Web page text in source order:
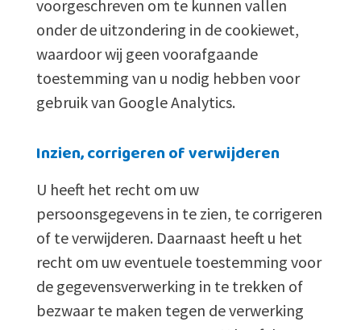
voorgeschreven om te kunnen vallen
onder de uitzondering in de cookiewet,
waardoor wij geen voorafgaande
toestemming van u nodig hebben voor
gebruik van Google Analytics.
Inzien, corrigeren of verwijderen
U heeft het recht om uw
persoonsgegevens in te zien, te corrigeren
of te verwijderen. Daarnaast heeft u het
recht om uw eventuele toestemming voor
de gegevensverwerking in te trekken of
bezwaar te maken tegen de verwerking